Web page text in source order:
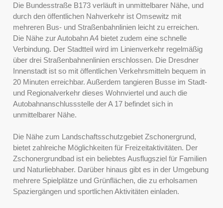
Die Bundesstraße B173 verläuft in unmittelbarer Nähe, und
durch den öffentlichen Nahverkehr ist Omsewitz mit
mehreren Bus- und Straßenbahnlinien leicht zu erreichen.
Die Nähe zur Autobahn A4 bietet zudem eine schnelle
Verbindung. Der Stadtteil wird im Linienverkehr regelmäßig
über drei Straßenbahnenlinien erschlossen. Die Dresdner
Innenstadt ist so mit öffentlichen Verkehrsmitteln bequem in
20 Minuten erreichbar. Außerdem tangieren Busse im Stadt-
und Regionalverkehr dieses Wohnviertel und auch die
Autobahnanschlussstelle der A 17 befindet sich in
unmittelbarer Nähe.
Die Nähe zum Landschaftsschutzgebiet Zschonergrund,
bietet zahlreiche Möglichkeiten für Freizeitaktivitäten. Der
Zschonergrundbad ist ein beliebtes Ausflugsziel für Familien
und Naturliebhaber. Darüber hinaus gibt es in der Umgebung
mehrere Spielplätze und Grünflächen, die zu erholsamen
Spaziergängen und sportlichen Aktivitäten einladen.